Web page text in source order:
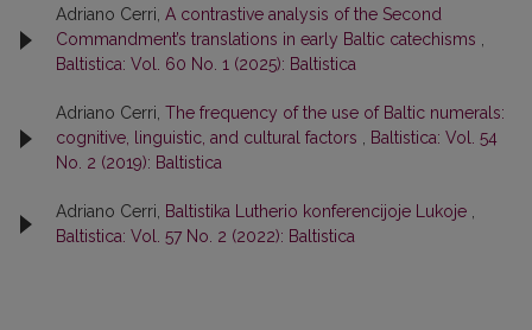
Adriano Cerri, A contrastive analysis of the Second
Commandment’s translations in early Baltic catechisms
Baltistica: Vol. 60 No. 1 (2025): Baltistica
Adriano Cerri, The frequency of the use of Baltic numerals:
cognitive, linguistic, and cultural factors
Baltistica: Vol. 54
No. 2 (2019): Baltistica
Adriano Cerri, Baltistika Lutherio konferencijoje Lukoje
Baltistica: Vol. 57 No. 2 (2022): Baltistica